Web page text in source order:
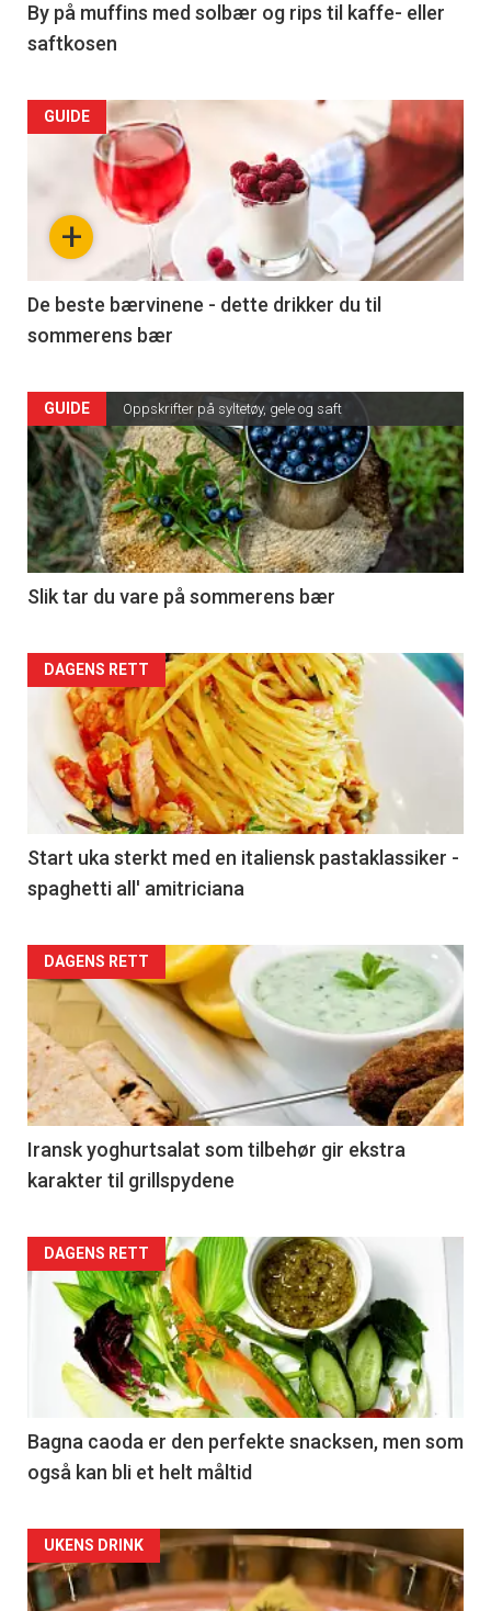
By på muffins med solbær og rips til kaffe- eller
saftkosen
+
GUIDE
De beste bærvinene - dette drikker du til
sommerens bær
GUIDE Oppskrifter på syltetøy, gele og saft
Slik tar du vare på sommerens bær
DAGENS RETT
Start uka sterkt med en italiensk pastaklassiker -
spaghetti all' amitriciana
DAGENS RETT
Iransk yoghurtsalat som tilbehør gir ekstra
karakter til grillspydene
DAGENS RETT
Bagna caoda er den perfekte snacksen, men som
også kan bli et helt måltid
UKENS DRINK